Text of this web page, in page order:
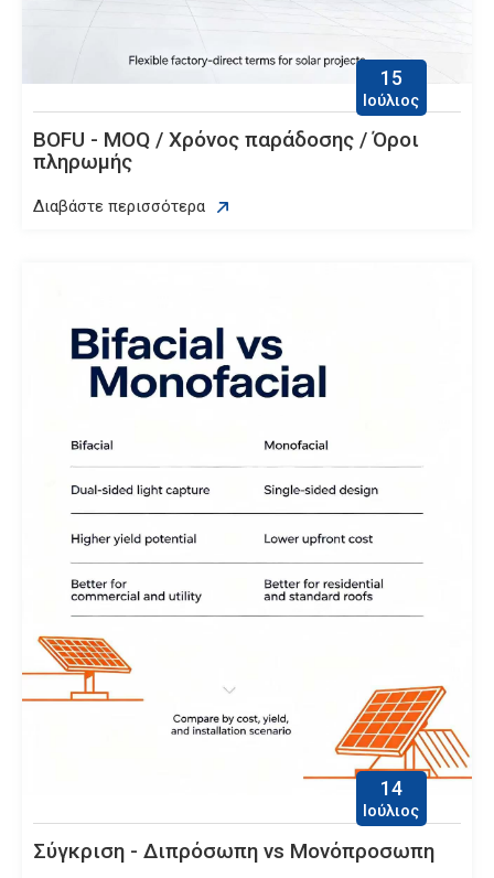
15
Ιούλιος
BOFU - MOQ / Χρόνος παράδοσης / Όροι
πληρωμής
Διαβάστε περισσότερα
14
Ιούλιος
Σύγκριση - Διπρόσωπη vs Μονόπροσωπη